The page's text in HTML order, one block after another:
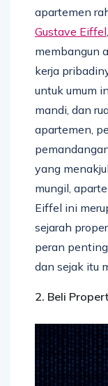
apartemen
Gustave Eiffel
membangun
kerja
untuk umum
mandi, dan
apartemen,
yang
mungil,
Eiffel ini
sejarah
peran
dan sejak itu
2. Beli